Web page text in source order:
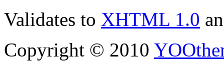
Validates to XHTML 1.0
Copyright © 2010